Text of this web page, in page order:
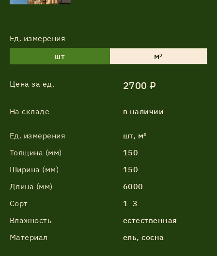
Ед. измерения
шт
м³
Цена за ед. 2700 ₽
На складе в наличии
Ед. измерения
шт, м³
Толщина (мм)
150
Ширина (мм)
150
Длина (мм)
6000
Сорт
1–3
Влажность
естественная
Материал
ель, сосна